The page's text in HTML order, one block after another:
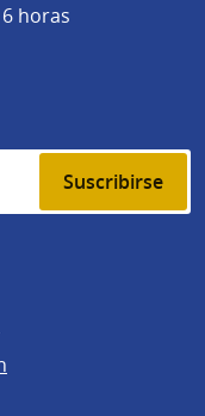
horas
Suscribirse